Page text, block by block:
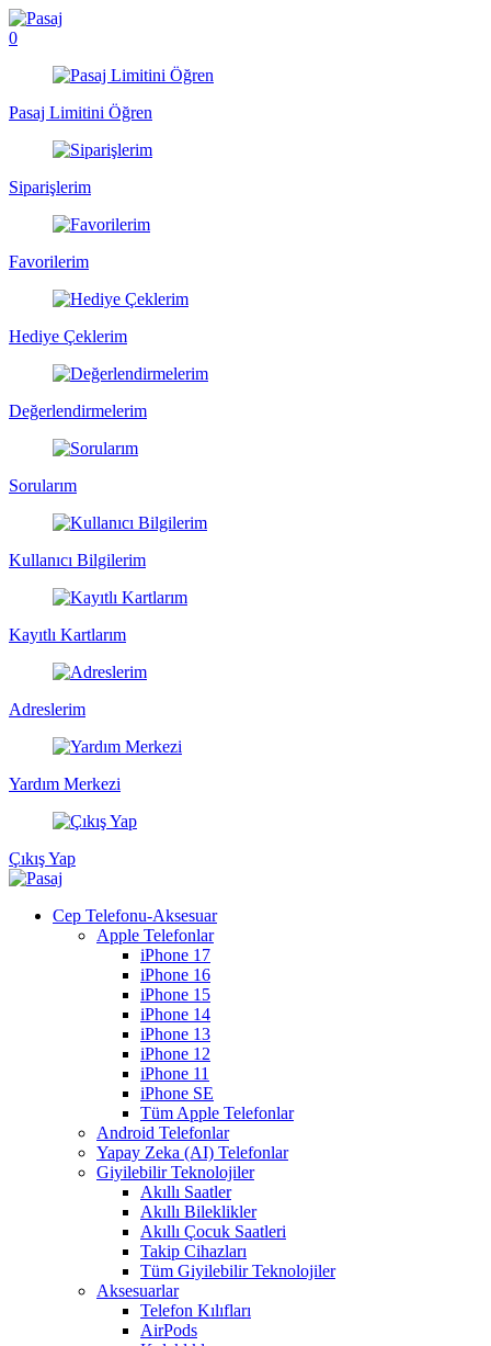
0
Pasaj Limitini Öğren
Siparişlerim
Favorilerim
Hediye Çeklerim
Değerlendirmelerim
Sorularım
Kullanıcı Bilgilerim
Kayıtlı Kartlarım
Adreslerim
Yardım Merkezi
Çıkış Yap
Cep Telefonu-Aksesuar
Apple Telefonlar
iPhone 17
iPhone 16
iPhone 15
iPhone 14
iPhone 13
iPhone 12
iPhone 11
iPhone SE
Tüm Apple Telefonlar
Android Telefonlar
Yapay Zeka (AI) Telefonlar
Giyilebilir Teknolojiler
Akıllı Saatler
Akıllı Bileklikler
Akıllı Çocuk Saatleri
Takip Cihazları
Tüm Giyilebilir Teknolojiler
Aksesuarlar
Telefon Kılıfları
AirPods